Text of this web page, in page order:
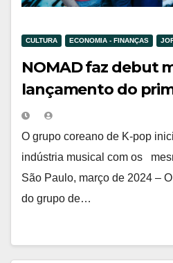
CULTURA ECONOMIA - FINANÇAS
NOMAD faz debut
lançamento do
O grupo coreano de K-pop
indústria musical com os
São Paulo, março de 2024 –
do grupo de…